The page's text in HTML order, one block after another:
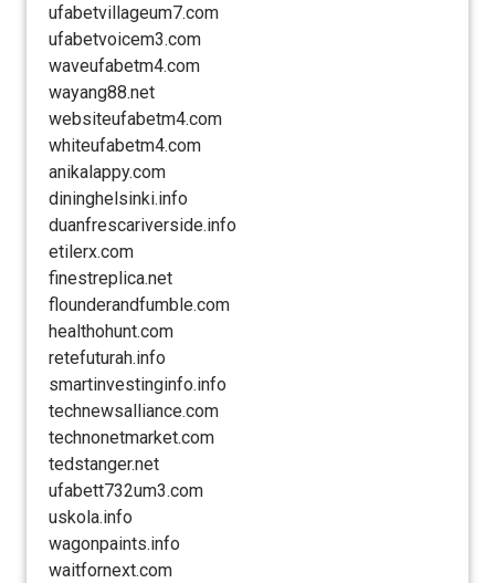
ufabetvillageum7.com
ufabetvoicem3.com
waveufabetm4.com
wayang88.net
websiteufabetm4.com
whiteufabetm4.com
anikalappy.com
dininghelsinki.info
duanfrescariverside.info
etilerx.com
finestreplica.net
flounderandfumble.com
healthohunt.com
retefuturah.info
smartinvestinginfo.info
technewsalliance.com
technonetmarket.com
tedstanger.net
ufabett732um3.com
uskola.info
wagonpaints.info
waitfornext.com